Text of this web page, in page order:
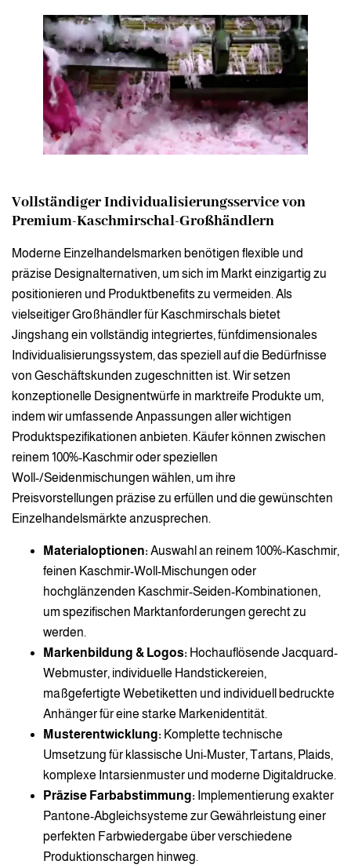
Vollständiger Individualisierungsservice von
Premium-Kaschmirschal-Großhändlern
Moderne Einzelhandelsmarken benötigen flexible und
präzise Designalternativen, um sich im Markt einzigartig zu
positionieren und Produktbenefits zu vermeiden. Als
vielseitiger Großhändler für Kaschmirschals bietet
Jingshang ein vollständig integriertes, fünfdimensionales
Individualisierungssystem, das speziell auf die Bedürfnisse
von Geschäftskunden zugeschnitten ist. Wir setzen
konzeptionelle Designentwürfe in marktreife Produkte um,
indem wir umfassende Anpassungen aller wichtigen
Produktspezifikationen anbieten. Käufer können zwischen
reinem 100%-Kaschmir oder speziellen
Woll-/Seidenmischungen wählen, um ihre
Preisvorstellungen präzise zu erfüllen und die gewünschten
Einzelhandelsmärkte anzusprechen.
Materialoptionen: Auswahl an reinem 100%-Kaschmir,
feinen Kaschmir-Woll-Mischungen oder
hochglänzenden Kaschmir-Seiden-Kombinationen,
um spezifischen Marktanforderungen gerecht zu
werden.
Markenbildung & Logos: Hochauflösende Jacquard-
Webmuster, individuelle Handstickereien,
maßgefertigte Webetiketten und individuell bedruckte
Anhänger für eine starke Markenidentität.
Musterentwicklung: Komplette technische
Umsetzung für klassische Uni-Muster, Tartans, Plaids,
komplexe Intarsienmuster und moderne Digitaldrucke.
Präzise Farbabstimmung: Implementierung exakter
Pantone-Abgleichsysteme zur Gewährleistung einer
perfekten Farbwiedergabe über verschiedene
Produktionschargen hinweg.